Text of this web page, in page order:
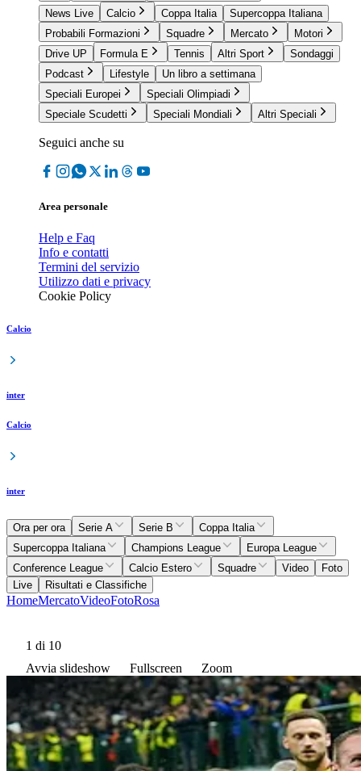
News Live
Calcio Coppa Italia
Supercoppa Italiana
Probabili Formazioni
Squadre Mercato
Motori
Drive UP
Formula E Tennis Altri Sport
Sondaggi
Podcast
Lifestyle
Un libro a settimana
Speciali Europei
Speciali Olimpiadi
Speciale Scudetti
Speciali Mondiali Altri Speciali
Seguici anche su
Area personale
Help e Faq
Info e contatti
Termini del servizio
Utilizzo dati e privacy
Cookie Policy
Calcio
inter
Calcio
inter
Ora per ora Serie A Serie B
Coppa Italia
Supercoppa Italiana
Champions League
Europa League
Conference League
Calcio Estero Squadre Video
Foto
Live
Risultati e Classifiche
HomeMercatoVideoFotoRosa
1 di 10
Avvia slideshow
Fullscreen Zoom